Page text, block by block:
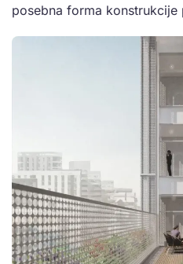
posebna forma konstrukcije